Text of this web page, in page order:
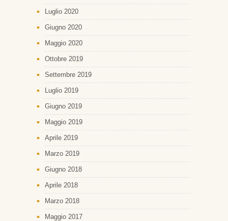
Luglio 2020
Giugno 2020
Maggio 2020
Ottobre 2019
Settembre 2019
Luglio 2019
Giugno 2019
Maggio 2019
Aprile 2019
Marzo 2019
Giugno 2018
Aprile 2018
Marzo 2018
Maggio 2017